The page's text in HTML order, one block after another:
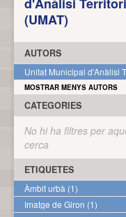
(UMAT)
AUTORS
Unitat Municipal d'Anàlisi
MOSTRAR MENYS AUTORS
CATEGORIES
No hi ha filtres per
cerca
ETIQUETES
Àmbit urbà (1)
Imatge de Giron (1)